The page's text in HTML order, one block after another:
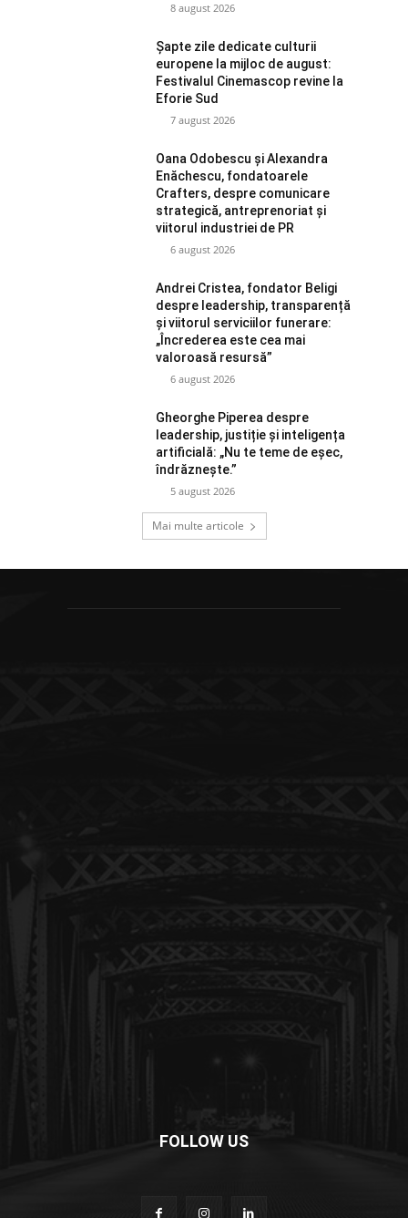
8 august 2026
Șapte zile dedicate culturii
europene la mijloc de august:
Festivalul Cinemascop revine la
Eforie Sud
7 august 2026
Oana Odobescu și Alexandra
Enăchescu, fondatoarele
Crafters, despre comunicare
strategică, antreprenoriat și
viitorul industriei de PR
6 august 2026
Andrei Cristea, fondator Beligi
despre leadership, transparență
și viitorul serviciilor funerare:
„Încrederea este cea mai
valoroasă resursă”
6 august 2026
Gheorghe Piperea despre
leadership, justiție și inteligența
artificială: „Nu te teme de eșec,
îndrăznește.”
5 august 2026
Mai multe articole
FOLLOW US